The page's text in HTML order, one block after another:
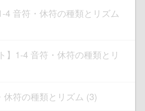
4 音符・休符の種類とリズム
】1-4 音符・休符の種類とリ
休符の種類とリズム (3)